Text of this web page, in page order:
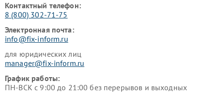
Контактный телефон:
8 (800) 302-71-75
Электронная почта:
info@fix-inform.ru
для юридических лиц
manager@fix-inform.ru
График работы:
ПН-ВСК с 9:00 до 21:00 без перерывов и выходных